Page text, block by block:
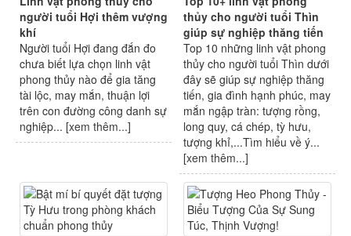
người tuổi Hợi thêm vượng
khí
Người tuổi Hợi đang đắn đo
chưa biết lựa chọn linh vật
phong thủy nào để gia tăng
tài lộc, may mắn, thuận lợi
trên con đường công danh sự
nghiệp... [xem thêm...]
thủy cho người tuổi Thìn
giúp sự nghiệp thăng tiến
Top 10 những linh vật phong
thủy cho người tuổi Thìn dưới
đây sẽ giúp sự nghiệp thăng
tiến, gia đình hạnh phúc, may
mắn ngập tràn: tượng rồng,
long quy, cá chép, tỳ hưu,
tượng khỉ,...Tìm hiểu về ý...
[xem thêm...]